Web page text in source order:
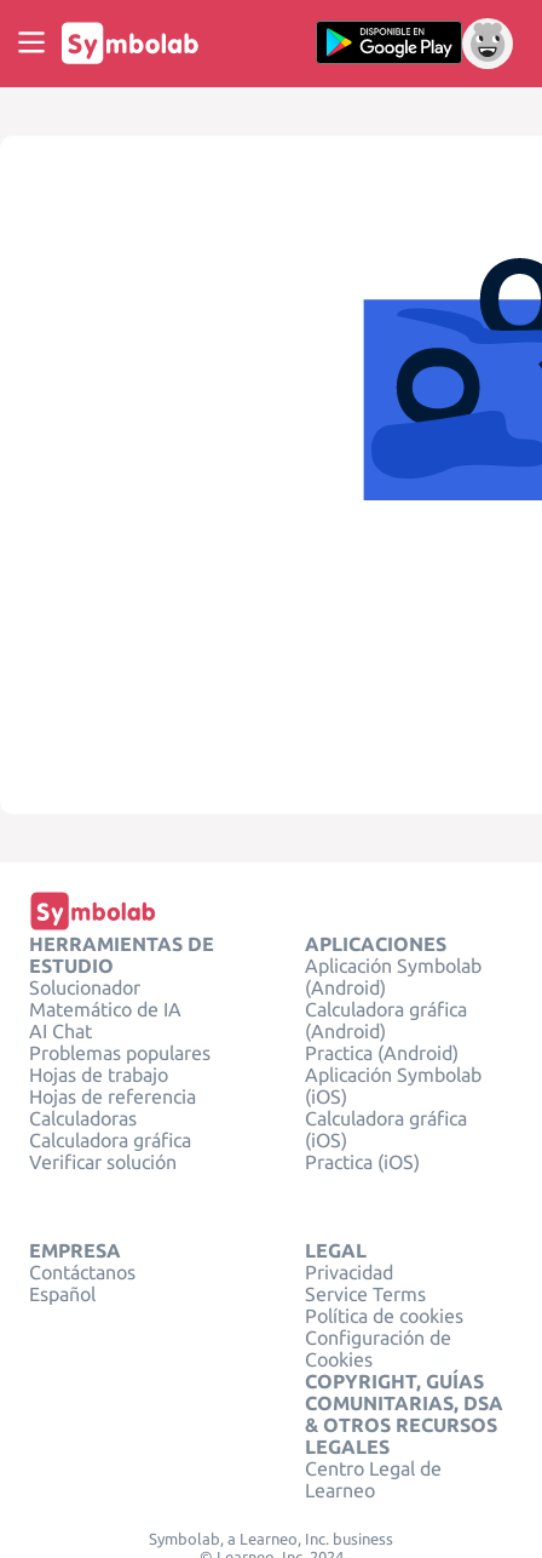
HERRAMIENTAS DE
ESTUDIO
Solucionador
Matemático de IA
AI Chat
Problemas populares
Hojas de trabajo
Hojas de referencia
Calculadoras
Calculadora gráfica
Verificar solución
APLICACIONES
Aplicación Symbolab
(Android)
Calculadora gráfica
(Android)
Practica (Android)
Aplicación Symbolab
(iOS)
Calculadora gráfica
(iOS)
Practica (iOS)
EMPRESA
Contáctanos
Español
LEGAL
Privacidad
Service Terms
Política de cookies
Configuración de
Cookies
COPYRIGHT, GUÍAS
COMUNITARIAS, DSA
& OTROS RECURSOS
LEGALES
Centro Legal de
Learneo
Symbolab, a Learneo, Inc. business